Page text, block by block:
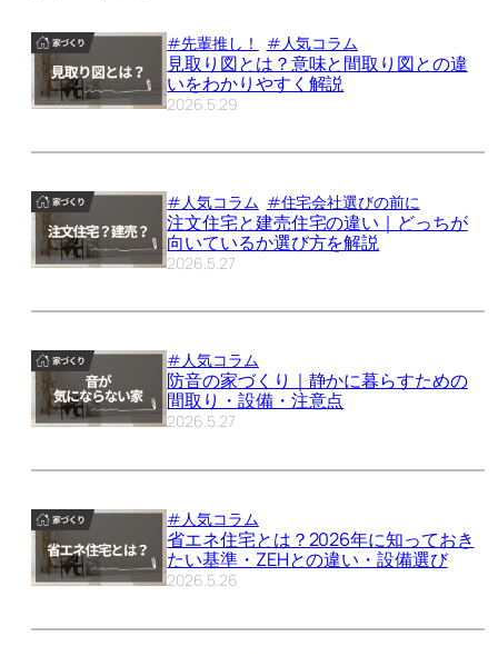
#先輩推し！ #人気コラム
見取り図とは？意味と間取り図との違
いをわかりやすく解説
2026.5.29
#人気コラム #住宅会社選びの前に
注文住宅と建売住宅の違い｜どっちが
向いているか選び方を解説
2026.5.27
#人気コラム
防音の家づくり｜静かに暮らすための
間取り・設備・注意点
2026.5.27
#人気コラム
省エネ住宅とは？2026年に知っておき
たい基準・ZEHとの違い・設備選び
2026.5.26